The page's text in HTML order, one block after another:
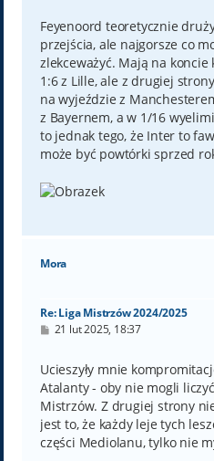
Feyenoord teoretycznie
przejścia, ale najgorsze co
zlekceważyć. Mają na
1:6 z Lille, ale z drugiej
na wyjeździe z
z Bayernem, a w 1/16
to jednak tego, że Inter to
może być powtórki sprzed
Mora
Re: Liga Mistrzów 2024/2025
P
t
21 lut 2025, 18:37
Ucieszyły mnie
Atalanty - oby nie mogli
Mistrzów. Z drugiej strony
jest to, że każdy leje tych
części Mediolanu, tylko nie